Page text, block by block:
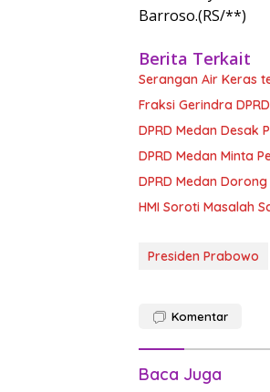
Barroso.(RS/**)
Berita Terkait
Serangan Air Keras
Fraksi Gerindra
DPRD Medan Desak
DPRD Medan Minta
DPRD Medan
HMI Soroti Masalah
Presiden Prabowo
Komentar
Baca Juga